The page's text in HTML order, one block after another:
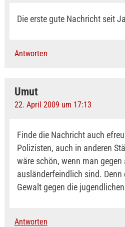
Die erste gute Nachricht seit
Antworten
Umut
22. April 2009 um 17:13
Finde die Nachricht auch
Polizisten, auch in anderen
wäre schön, wenn man
ausländerfeindlich sind.
Gewalt gegen die
Antworten